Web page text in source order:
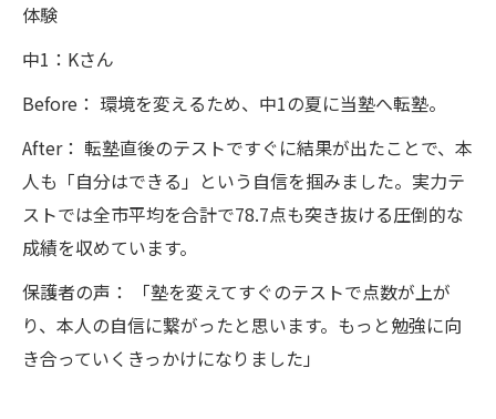
体験
中1：Kさん
Before： 環境を変えるため、中1の夏に当塾へ転塾。
After： 転塾直後のテストですぐに結果が出たことで、本
人も「自分はできる」という自信を掴みました。実力テ
ストでは全市平均を合計で78.7点も突き抜ける圧倒的な
成績を収めています。
保護者の声： 「塾を変えてすぐのテストで点数が上が
り、本人の自信に繋がったと思います。もっと勉強に向
き合っていくきっかけになりました」